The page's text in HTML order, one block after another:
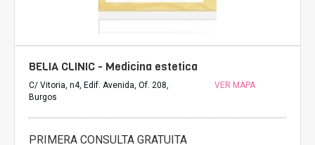
BELIA CLINIC - Medicina estetica
C/ Vitoria, n4, Edif. Avenida, Of. 208,
Burgos
VER MAPA
PRIMERA CONSULTA GRATUITA